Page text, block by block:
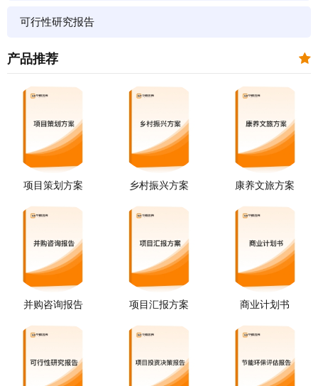
可行性研究报告
产品推荐
项目策划方案 乡村振兴方案 康养文旅方案
并购咨询报告 项目汇报方案 商业计划书